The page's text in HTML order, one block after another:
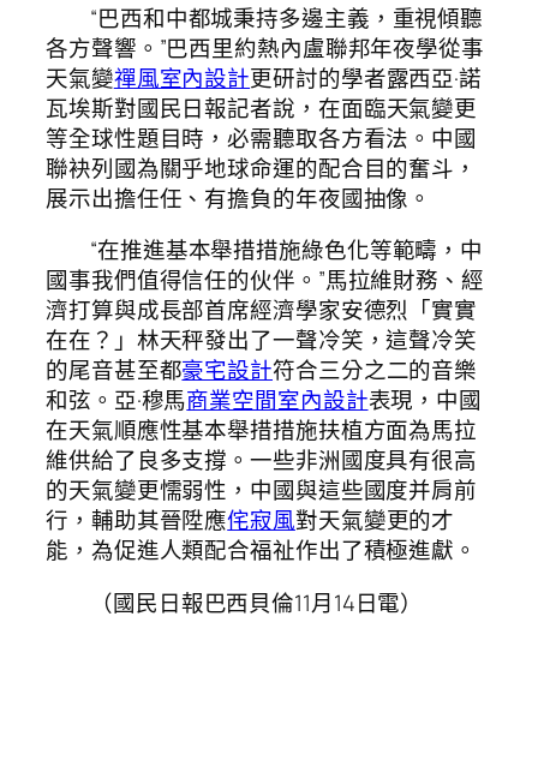
“巴西和中都城秉持多邊主義，重視傾聽
各方聲響。”巴西里約熱內盧聯邦年夜學從事
天氣變禪風室內設計更研討的學者露西亞·諾
瓦埃斯對國民日報記者說，在面臨天氣變更
等全球性題目時，必需聽取各方看法。中國
聯袂列國為關乎地球命運的配合目的奮斗，
展示出擔任任、有擔負的年夜國抽像。
“在推進基本舉措措施綠色化等範疇，中
國事我們值得信任的伙伴。”馬拉維財務、經
濟打算與成長部首席經濟學家安德烈「實實
在在？」林天秤發出了一聲冷笑，這聲冷笑
的尾音甚至都豪宅設計符合三分之二的音樂
和弦。亞·穆馬商業空間室內設計表現，中國
在天氣順應性基本舉措措施扶植方面為馬拉
維供給了良多支撐。一些非洲國度具有很高
的天氣變更懦弱性，中國與這些國度并肩前
行，輔助其晉陞應侘寂風對天氣變更的才
能，為促進人類配合福祉作出了積極進獻。
（國民日報巴西貝倫11月14日電）